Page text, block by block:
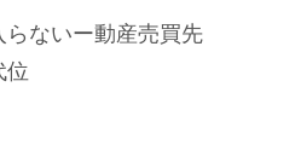
らないー動産売買先
位